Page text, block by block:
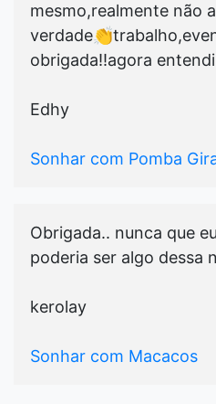
mesmo,realmente não
obrigada!!agora
Edhy
Sonhar com Pomba
Obrigada.. nunca que
poderia ser algo dessa
kerolay
Sonhar com Macacos